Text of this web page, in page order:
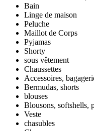
Bain
Linge de maison
Peluche
Maillot de Corps
Pyjamas
Shorty
sous vêtement
Chaussettes
Accessoires,
Bermudas, shorts
blouses
Blousons, softshells,
Veste
chasubles